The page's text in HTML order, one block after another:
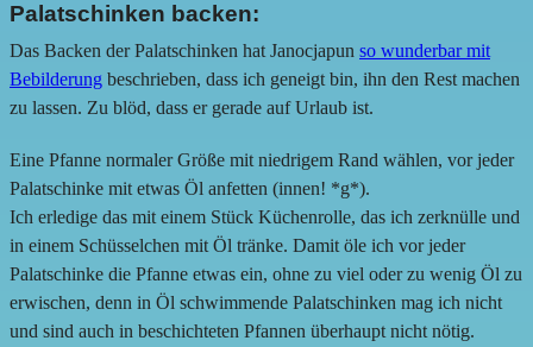
Palatschinken backen:
Das Backen der Palatschinken hat Janocjapun so wunderbar mit
Bebilderung beschrieben, dass ich geneigt bin, ihn den Rest machen
zu lassen. Zu blöd, dass er gerade auf Urlaub ist.
Eine Pfanne normaler Größe mit niedrigem Rand wählen, vor jeder
Palatschinke mit etwas Öl anfetten (innen! *g*).
Ich erledige das mit einem Stück Küchenrolle, das ich zerknülle und
in einem Schüsselchen mit Öl tränke. Damit öle ich vor jeder
Palatschinke die Pfanne etwas ein, ohne zu viel oder zu wenig Öl zu
erwischen, denn in Öl schwimmende Palatschinken mag ich nicht
und sind auch in beschichteten Pfannen überhaupt nicht nötig.